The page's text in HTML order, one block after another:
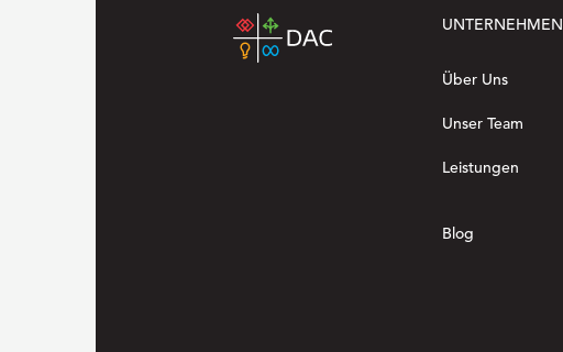
UNTERNEHMEN
Über Uns
Unser Team
Leistungen
Blog